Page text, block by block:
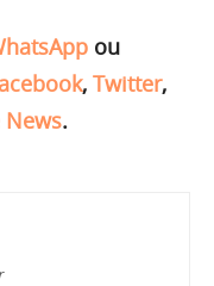
ou
, Twitter,
News.